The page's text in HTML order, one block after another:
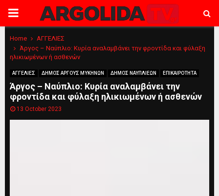
PRIMARY
MENU
Home
ΑΓΓΕΛΙΕΣ
Άργος – Ναύπλιο: Κυρία αναλαμβάνει την φροντίδα και φύλαξη
ηλικιωμένων ή ασθενών
ΑΓΓΕΛΙΕΣ ΔΗΜΟΣ ΑΡΓΟΥΣ ΜΥΚΗΝΩΝ ΔΗΜΟΣ ΝΑΥΠΛΙΕΩΝ ΕΠΙΚΑΙΡΟΤΗΤΑ
Άργος – Ναύπλιο: Κυρία αναλαμβάνει την
φροντίδα και φύλαξη ηλικιωμένων ή ασθενών
13 October 2023